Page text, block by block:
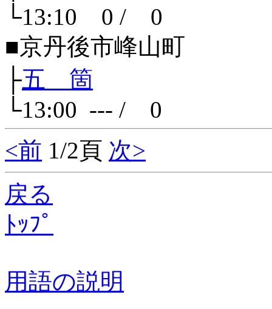
└13:10 0 / 0
■京丹後市峰山町
├五 箇
└13:00 --- / 0
<前 1/2頁 次>
戻る
ﾄｯﾌﾟ
用語の説明